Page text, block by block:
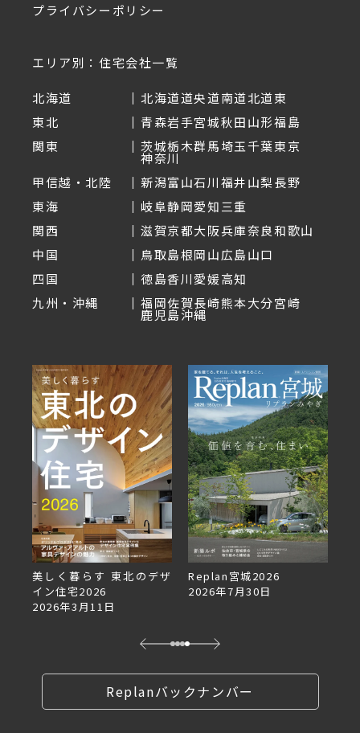
プライバシーポリシー
エリア別：住宅会社一覧
北海道 北海道道央道南道北道東
東北
青森岩手宮城秋田山形福島
関東
茨城栃木群馬埼玉千葉東京
神奈川
甲信越・北陸
新潟富山石川福井山梨長野
東海
岐阜静岡愛知三重
関西
滋賀京都大阪兵庫奈良和歌山
中国
鳥取島根岡山広島山口
四国
徳島香川愛媛高知
九州・沖縄
福岡佐賀長崎熊本大分宮崎
鹿児島沖縄
Replan宮城2026
2026年7月30日
Replan北海道VOL.153
2026年6月27日
Replanバックナンバー